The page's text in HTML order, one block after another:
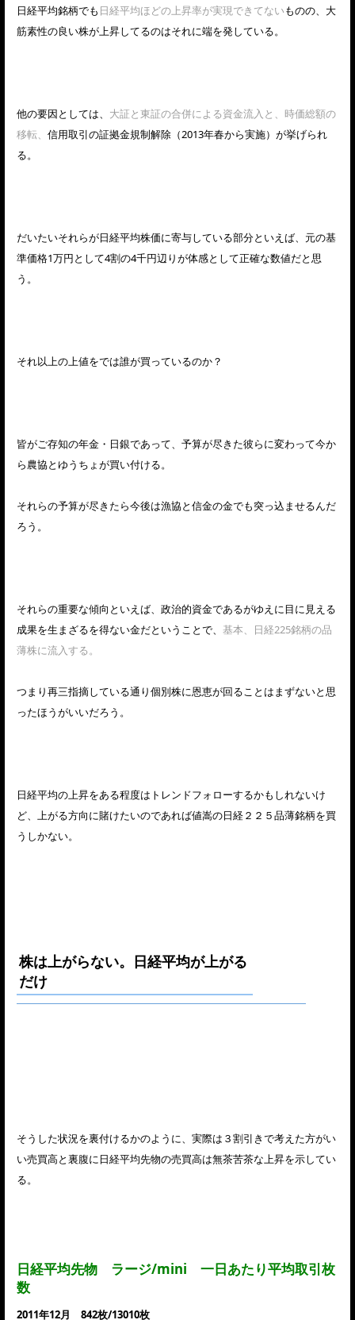
日経平均銘柄でも 日経平均ほどの上昇率が実現できてないものの、大
筋素性の良い株が上昇してるのはそれに端を発している。
他の要因としては、 大証と東証の合併による資金流入と、時価総額の
移転、 信用取引の証拠金規制解除（2013年春から実施）が挙げられ
る。
だいたいそれらが日経平均株価に寄与している部分といえば、元の基
準価格1万円として4割の4千円辺りが体感として正確な数値だと思
う。
それ以上の上値をでは誰が買っているのか？
皆がご存知の年金・日銀であって、予算が尽きた彼らに変わって今か
ら農協とゆうちょが買い付ける。
それらの予算が尽きたら今後は漁協と信金の金でも突っ込ませるんだ
ろう。
それらの重要な傾向といえば、政治的資金であるがゆえに目に見える
成果を生まざるを得ない金だということで、 基本、日経225銘柄の品
薄株に流入する。
つまり再三指摘している通り個別株に恩恵が回ることはまずないと思
ったほうがいいだろう。
日経平均の上昇をある程度はトレンドフォローするかもしれないけ
ど、上がる方向に賭けたいのであれば値嵩の日経２２５品薄銘柄を買
うしかない。
株は上がらない。日経平均が上がる
だけ
そうした状況を裏付けるかのように、実際は３割引きで考えた方がい
い売買高と裏腹に日経平均先物の売買高は無茶苦茶な上昇を示してい
る。
日経平均先物 ラージ/mini 一日あたり平均取引枚
数
2011年12月 842枚/13010枚